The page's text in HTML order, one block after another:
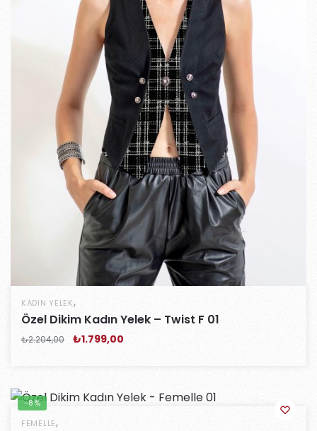
KADIN YELEK,
Özel Dikim Kadın Yelek – Twist F 01
₺2.204,00 ₺1.799,00
-8%
FEMELLE,